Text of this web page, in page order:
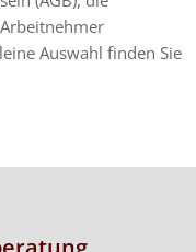
Auswahl finden Sie